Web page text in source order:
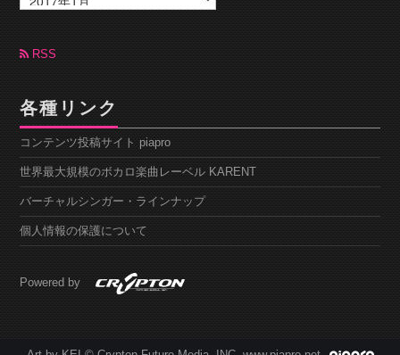
カ
ブRSS
各種リンク
コンテンツ投稿サイト piapro
世界最大規模のボカロ楽曲レーベル KARENT
バーチャルシンガー・ラインナップ
個人情報の保護について
Powered by